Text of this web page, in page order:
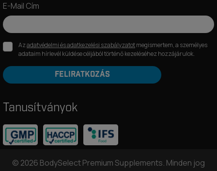
E-Mail Cím
Azadatvédelmi és adatkezelési szabályzatotmegismertem, a személyes
adataim hírlevél küldése céljából történő kezeléséhez hozzájárulok.
FELIRATKOZÁS
Tanusítványok
© 2026 BodySelect Premium Supplements. Minden jog